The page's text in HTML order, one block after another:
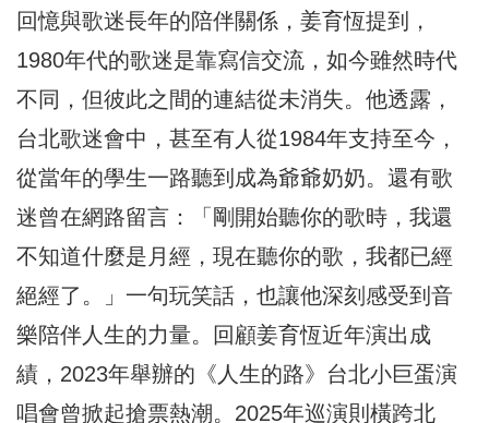
回憶與歌迷長年的陪伴關係，姜育恆提到，
1980年代的歌迷是靠寫信交流，如今雖然時代
不同，但彼此之間的連結從未消失。他透露，
台北歌迷會中，甚至有人從1984年支持至今，
從當年的學生一路聽到成為爺爺奶奶。還有歌
迷曾在網路留言：「剛開始聽你的歌時，我還
不知道什麼是月經，現在聽你的歌，我都已經
絕經了。」一句玩笑話，也讓他深刻感受到音
樂陪伴人生的力量。回顧姜育恆近年演出成
績，2023年舉辦的《人生的路》台北小巨蛋演
唱會曾掀起搶票熱潮。2025年巡演則橫跨北